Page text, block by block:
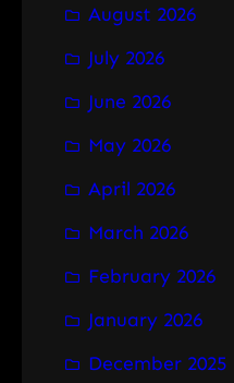
c
h
August 2026
July 2026
June 2026
May 2026
April 2026
March 2026
February 2026
January 2026
December 2025